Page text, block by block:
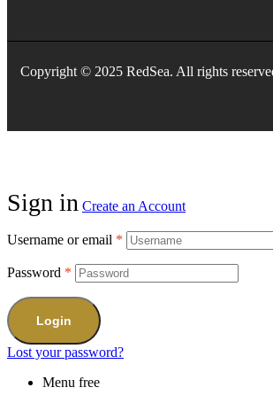
Copyright © 2025 RedSea. All rights
Sign in Create an Account
Username or email *
Password *
Login
Lost your password?
Menu free